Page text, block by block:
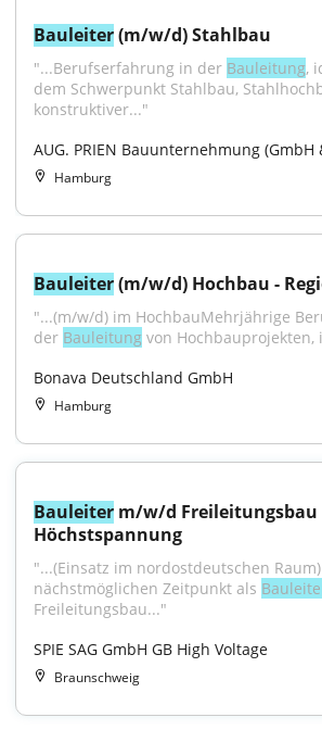
Bauleiter (m/w/d) Stahlbau
"...Berufserfahrung in der Bauleitung,
dem Schwerpunkt Stahlbau,
konstruktiver..."
AUG. PRIEN Bauunternehmung (GmbH
Hamburg
Bauleiter (m/w/d) Hochbau -
"...(m⁠/⁠w⁠/⁠d) im HochbauMehrjährige
der Bauleitung von Hochbauprojekten,
Bonava Deutschland GmbH
Hamburg
Bauleiter m/w/d Freileitungsbau
Höchstspannung
"...(Einsatz im nordostdeutschen
nächstmöglichen Zeitpunkt als
Freileitungsbau..."
SPIE SAG GmbH GB High Voltage
Braunschweig